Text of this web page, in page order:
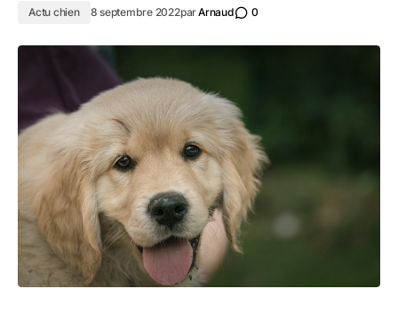
Actu chien 8 septembre 2022parArnaud 0